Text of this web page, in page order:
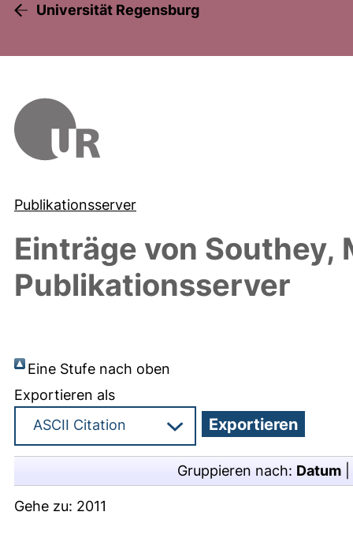
Universität Regensburg
Publikationsserver
Einträge von Southey,
Publikationsserver
Eine Stufe nach oben
Exportieren als
Gruppieren nach: Datum
Gehe zu: 2011